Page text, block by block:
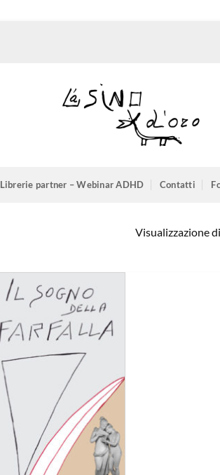
Librerie partner – Webinar ADHD Contatti
Visualizzazione
Aggiungi
alla lista
dei
desideri